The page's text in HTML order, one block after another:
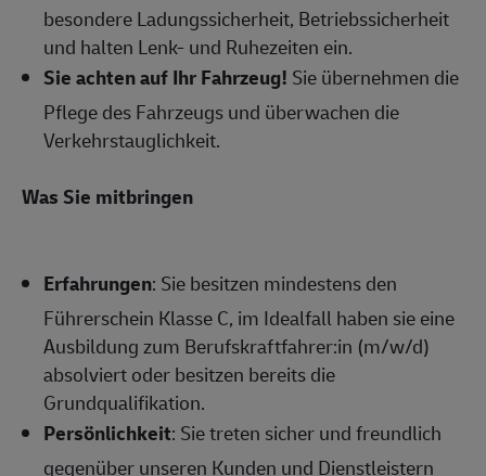
besondere Ladungssicherheit, Betriebssicherheit
und halten Lenk- und Ruhezeiten ein.
Sie achten auf Ihr Fahrzeug! Sie übernehmen die
Pflege des Fahrzeugs und überwachen die
Verkehrstauglichkeit.
Was Sie mitbringen
Erfahrungen: Sie besitzen mindestens den
Führerschein Klasse C, im Idealfall haben sie eine
Ausbildung zum Berufskraftfahrer:in (m/w/d)
absolviert oder besitzen bereits die
Grundqualifikation.
Persönlichkeit: Sie treten sicher und freundlich
gegenüber unseren Kunden und Dienstleistern